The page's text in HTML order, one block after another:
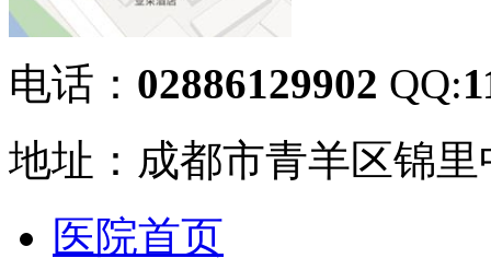
电话： 02886129902 QQ:
地址：成都市青羊区锦里
医院首页